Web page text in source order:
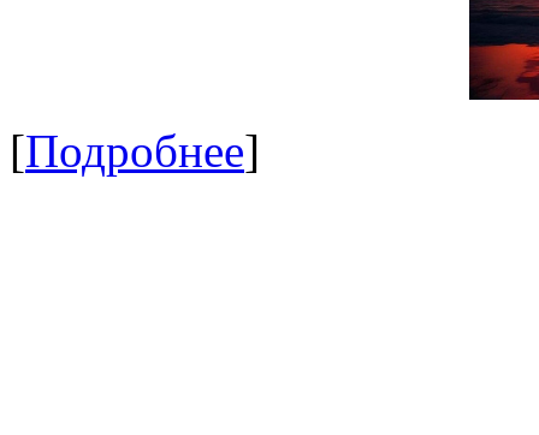
[Подробнее]